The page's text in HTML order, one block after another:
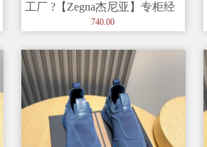
工厂 ?【Zegna杰尼亚】专柜经
典休闲鞋，以细节和创造力
740.00